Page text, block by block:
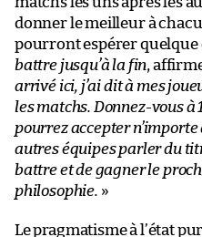
donner le meilleur à
pourront espérer quelque
battre jusqu’à la fin,
arrivé ici, j’ai dit à mes
les matchs. Donnez-vous à
pourrez accepter
autres équipes parler du
battre et de gagner le
philosophie. »
Le pragmatisme à l’état